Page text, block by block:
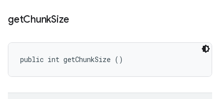
getChunkSize
public int getChunkSize ()